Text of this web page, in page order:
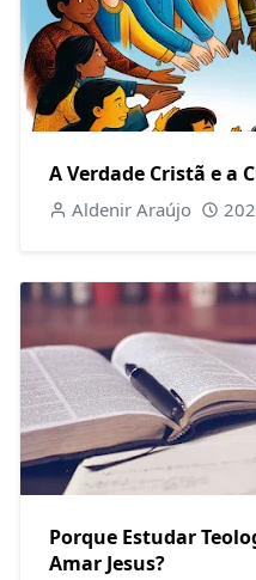
A Verdade Cristã e a
Aldenir Araújo
Porque Estudar
Amar Jesus?